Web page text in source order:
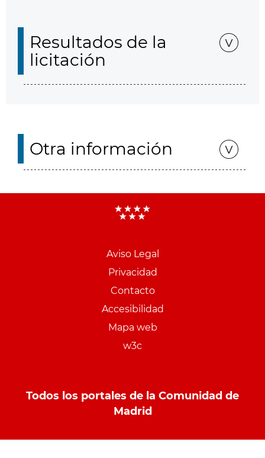
Resultados de la
licitación
Otra información
Aviso Legal
Privacidad
Contacto
Accesibilidad
Mapa web
w3c
Todos los portales de la Comunidad de
Madrid